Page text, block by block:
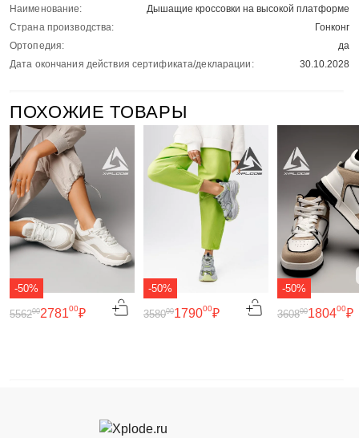
Наименование:
Дышащие кроссовки на высокой платформе
Страна производства:
Гонконг
Ортопедия:
да
Дата окончания действия сертификата/декларации:
30.10.2028
ПОХОЖИЕ ТОВАРЫ
-50%
278100₽
556200
-50%
179000₽
358000
-50%
180400₽
360800